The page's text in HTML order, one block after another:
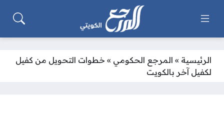
الرئيسية » المرجع الحكومي » خطوات التحويل من كفيل
لكفيل آخر بالكويت